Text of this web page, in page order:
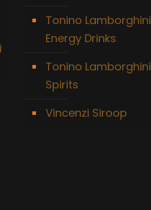
Tonino Lamborghini
Energy Drinks
Tonino Lamborghini
Spirits
Vincenzi Siroop